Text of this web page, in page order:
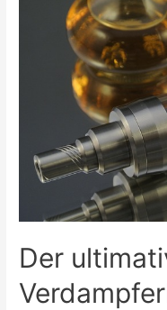
Einsteiger
erfahrene
Der